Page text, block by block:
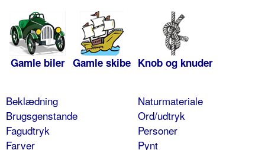
Gamle biler Gamle skibe Knob og knuder
Beklædning
Brugsgenstande
Fagudtryk
Farver
Naturmateriale
Ord/udtryk
Personer
Pynt